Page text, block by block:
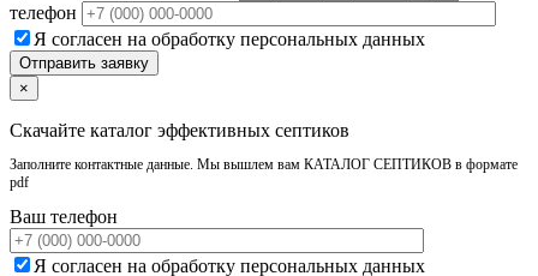
телефон
Я согласен на обработку персональных данных
×
Скачайте каталог эффективных септиков
Заполните контактные данные. Мы вышлем вам КАТАЛОГ СЕПТИКОВ в формате
pdf
Ваш телефон
Я согласен на обработку персональных данных